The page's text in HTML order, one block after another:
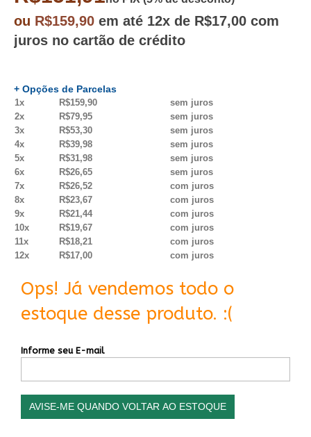
ou R$159,90 em até 12x de R$17,00 com
juros no cartão de crédito
+ Opções de Parcelas
1x R$159,90
sem juros
2x
R$79,95
sem juros
3x
R$53,30
sem juros
4x
R$39,98
sem juros
5x
R$31,98
sem juros
6x
R$26,65
sem juros
7x
R$26,52
com juros
8x
R$23,67
com juros
9x
R$21,44
com juros
10x
R$19,67
com juros
11x
R$18,21
com juros
12x
R$17,00 com juros
Ops! Já vendemos todo o
estoque desse produto. :(
Informe seu E-mail
AVISE-ME QUANDO VOLTAR AO ESTOQUE